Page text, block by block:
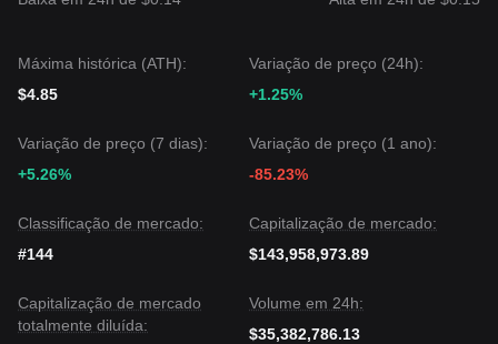
Máxima histórica (ATH):
$4.85
Variação de preço (24h):
+1.25%
Variação de preço (7 dias):
+5.26%
Variação de preço (1 ano):
-85.23%
Classificação de mercado:
#144
Capitalização de mercado:
$143,958,973.89
Capitalização de mercado
totalmente diluída:
Volume em 24h:
$35,382,786.13